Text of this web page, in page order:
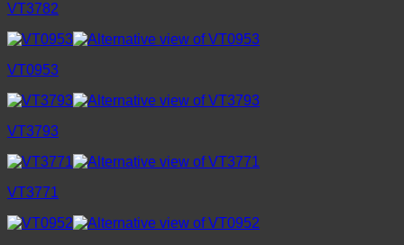
VT3782
VT0953
VT3793
VT3771